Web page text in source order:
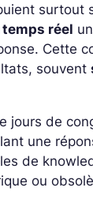
surtout
réel
Cette
souvent
jours de
une
de
ou